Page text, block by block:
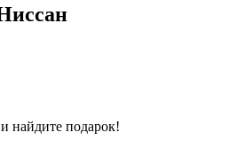
найдите подарок!